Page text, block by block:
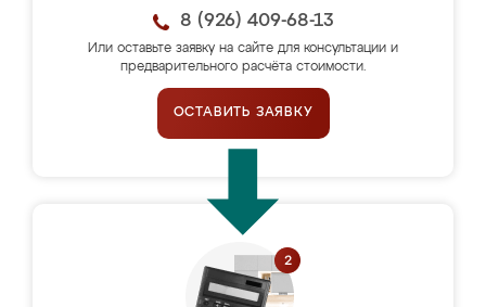
8 (926) 409-68-13
Или оставьте заявку на сайте для консультации и
предварительного расчёта стоимости.
ОСТАВИТЬ ЗАЯВКУ